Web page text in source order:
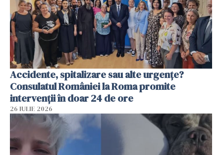
Accidente, spitalizare sau alte urgențe?
Consulatul României la Roma promite
intervenții în doar 24 de ore
26 IULIE 2026